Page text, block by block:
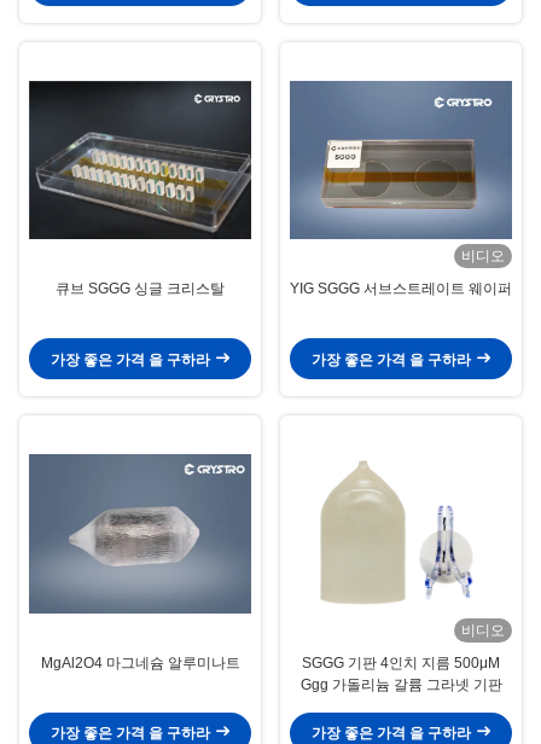
큐브 SGGG 싱글 크리스탈
가장 좋은 가격 을 구하라
비디오
YIG SGGG 서브스트레이트 웨이퍼
가장 좋은 가격 을 구하라
MgAl2O4 마그네슘 알루미나트
가장 좋은 가격 을 구하라
비디오
SGGG 기판 4인치 지름 500μM
Ggg 가돌리늄 갈륨 그라넷 기판
가장 좋은 가격 을 구하라